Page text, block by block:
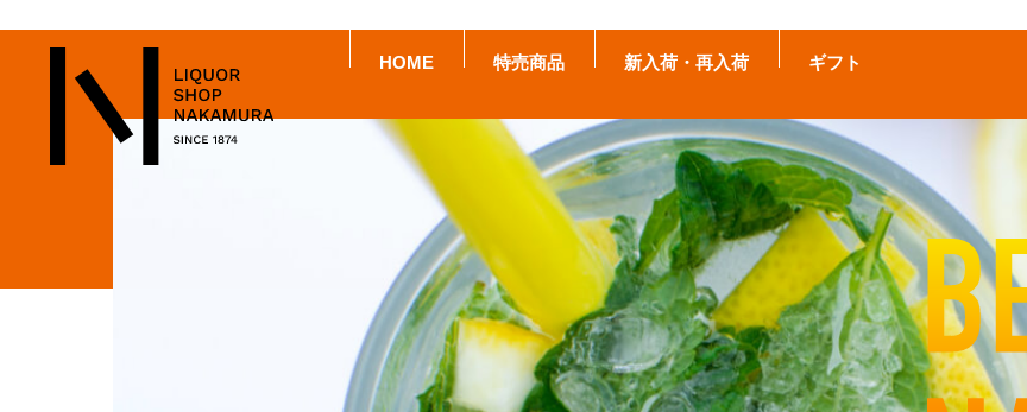
HOME 特売商品 新入荷・再入荷 ギフト